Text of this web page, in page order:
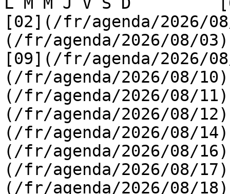
[02](/fr/agenda/2026/
(/fr/agenda/2026/08/
[09](/fr/agenda/2026/
(/fr/agenda/2026/08/
(/fr/agenda/2026/08/
(/fr/agenda/2026/08/
(/fr/agenda/2026/08/
(/fr/agenda/2026/08/
(/fr/agenda/2026/08/
(/fr/agenda/2026/08/